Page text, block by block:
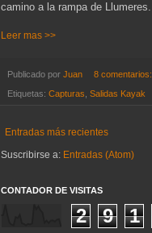
camino a la rampa de Llumeres.
Leer mas >>
Publicado por Juan 8 comentarios:
Etiquetas: Capturas Salidas Kayak
Entradas más recientes
Suscribirse a: Entradas (Atom)
CONTADOR DE VISITAS
2 9 1